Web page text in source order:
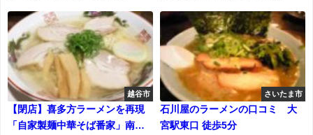
越谷市
【閉店】喜多方ラーメンを再現
「自家製麺中華そば番家」南越
さいたま市
石川屋のラーメンの口コミ 大
宮駅東口 徒歩5分